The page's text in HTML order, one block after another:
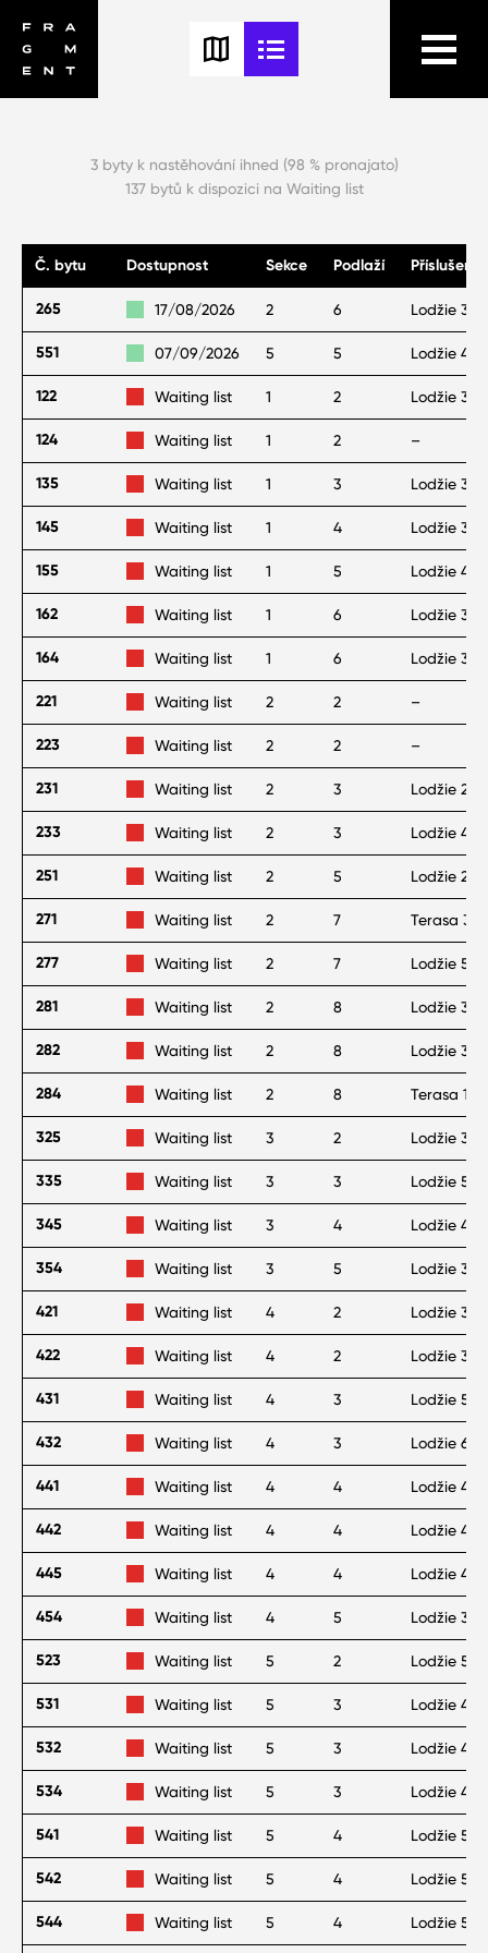
3 byty k nastěhování ihned (98 % pronajato)
137 bytů k dispozici na Waiting list
Č. bytu Dostupnost Sekce Podlaží
265 17/08/2026 2 6 Lodžie 3 m
551 07/09/2026 5 5 Lodžie 4 m
122 Waiting list 1 2 Lodžie 3 m
124 Waiting list 1 2 –
135 Waiting list 1 3 Lodžie 3 m
145 Waiting list 1 4 Lodžie 3 m
155 Waiting list 1 5 Lodžie 4 m
162 Waiting list 1 6 Lodžie 3 m
164 Waiting list 1 6 Lodžie 3 m
221 Waiting list 2 2 –
223 Waiting list 2 2 –
231 Waiting list 2 3 Lodžie 2 m
233 Waiting list 2 3 Lodžie 4 m
251 Waiting list 2 5 Lodžie 2 m
271 Waiting list 2 7 Terasa 36
277 Waiting list 2 7 Lodžie 5 m
281 Waiting list 2 8 Lodžie 3 m
282 Waiting list 2 8 Lodžie 3 m
284 Waiting list 2 8 Terasa 17
325 Waiting list 3 2 Lodžie 3 m
335 Waiting list 3 3 Lodžie 5 m
345 Waiting list 3 4 Lodžie 4 m
354 Waiting list 3 5 Lodžie 36
421 Waiting list 4 2 Lodžie 3 m
422 Waiting list 4 2 Lodžie 3 m
431 Waiting list 4 3 Lodžie 5 m
432 Waiting list 4 3 Lodžie 6 m
441 Waiting list 4 4 Lodžie 4 m
442 Waiting list 4 4 Lodžie 4 m
445 Waiting list 4 4 Lodžie 4 m
454 Waiting list 4 5 Lodžie 3 m
523 Waiting list 5 2 Lodžie 5 m
531 Waiting list 5 3 Lodžie 4 m
532 Waiting list 5 3 Lodžie 4 m
534 Waiting list 5 3 Lodžie 4 m
541 Waiting list 5 4 Lodžie 5 m
542 Waiting list 5 4 Lodžie 5 m
544 Waiting list 5 4 Lodžie 5 m